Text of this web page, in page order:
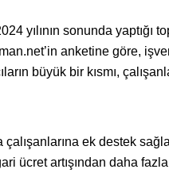
yılının sonunda yaptığı
anketine göre,
büyük bir kısmı,
çalışanlarına ek destek
ücret artışından daha